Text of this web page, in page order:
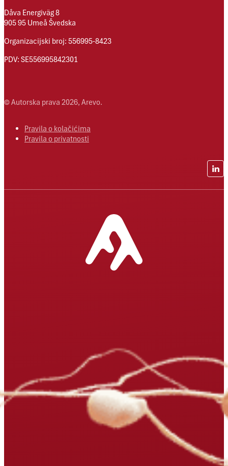
Dåva Energiväg 8
905 95 Umeå Švedska
Organizacijski broj: 556995-8423
PDV: SE556995842301
© Autorska prava 2026, Arevo.
Pravila o kolačićima
Pravila o privatnosti